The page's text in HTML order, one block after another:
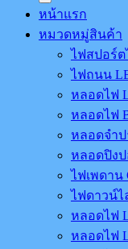
หน้าแรก
หมวดหมู่สินค้า
ไฟสปอร์ต
ไฟถนน
หลอดไฟ
หลอดไฟ
หลอดจำป
หลอดปิงป
ไฟเพดาน
ไฟดาวน์ไ
หลอดไฟ
หลอดไฟ